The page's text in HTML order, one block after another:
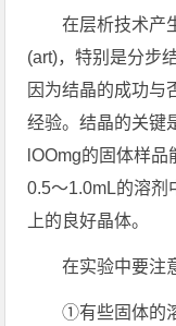
在层析技术产
(art)，特别是分步
因为结晶的成功与
经验。结晶的关键
lOOmg的固体样
0.5～1.0mL的溶剂
上的良好晶体。
在实验中要注
①有些固体的